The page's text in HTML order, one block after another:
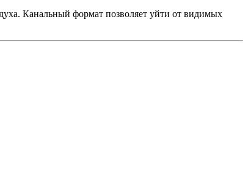
Канальный формат позволяет уйти от видимых